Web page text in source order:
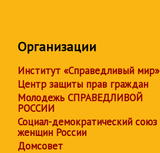
Организации
Институт «Справедливый мир»
Центр защиты прав граждан
Молодежь СПРАВЕДЛИВОЙ
РОССИИ
Социал-демократический союз
женщин России
Домсовет